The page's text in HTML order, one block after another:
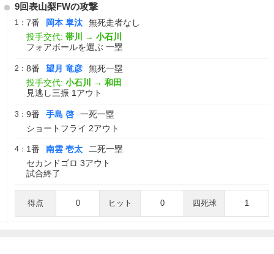
9回表山梨FWの攻撃
1： 7番 岡本 皐汰
無死走者なし
投手交代: 帯川 → 小石川
フォアボールを選ぶ 一塁
2： 8番 望月 竜彦
無死一塁
投手交代: 小石川 → 和田
見逃し三振 1アウト
3： 9番 手島 啓
一死一塁
ショートフライ 2アウト
4： 1番 南雲 壱太
二死一塁
セカンドゴロ 3アウト
試合終了
得点 0 ヒット 0 四死球 1